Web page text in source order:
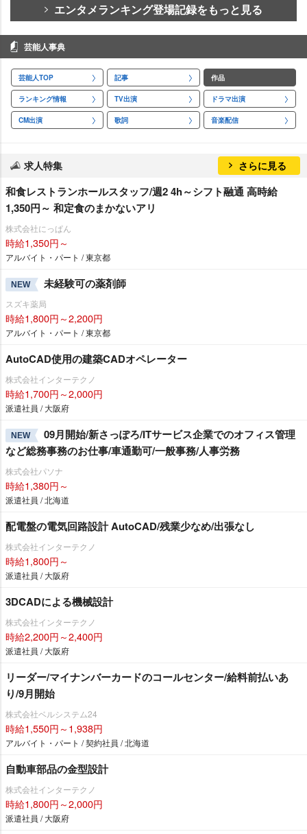
エンタメランキング登場記録をもっと見る
芸能人事典
芸能人TOP 記事 作品
ランキング情報 TV出演 ドラマ出演
CM出演 歌詞 音楽配信
求人特集 さらに見る
和食レストランホールスタッフ/週2 4h～シフト融通 高時給
1,350円～ 和定食のまかないアリ
株式会社にっぱん
時給1,350円～
アルバイト・パート / 東京都
NEW 未経験可の薬剤師
スズキ薬局
時給1,800円～2,200円
アルバイト・パート / 東京都
AutoCAD使用の建築CADオペレーター
株式会社インターテクノ
時給1,700円～2,000円
派遣社員 / 大阪府
NEW
09月開始/新さっぽろ/ITサービス企業でのオフィス管理
など総務事務のお仕事/車通勤可/一般事務/人事労務
株式会社パソナ
時給1,380円～
派遣社員 / 北海道
配電盤の電気回路設計 AutoCAD/残業少なめ/出張なし
株式会社インターテクノ
時給1,800円～
派遣社員 / 大阪府
3DCADによる機械設計
株式会社インターテクノ
時給2,200円～2,400円
派遣社員 / 大阪府
リーダー/マイナンバーカードのコールセンター/給料前払いあ
り/9月開始
株式会社ベルシステム24
時給1,550円～1,938円
アルバイト・パート / 契約社員 / 北海道
自動車部品の金型設計
株式会社インターテクノ
時給1,800円～2,000円
派遣社員 / 大阪府